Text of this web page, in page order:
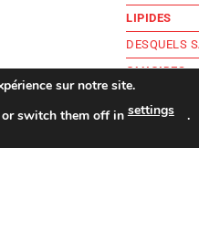
LIPIDES
DESQUELS
GLUCIDES
DESQUELS
PROTÉINES
SEL
sur notre site.
or switch them off insettings .